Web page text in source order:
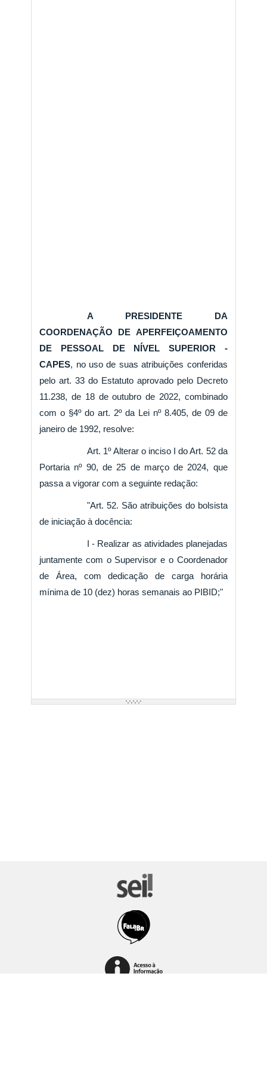
A PRESIDENTE DA
COORDENAÇÃO DE APERFEIÇOAMENTO
DE PESSOAL DE NÍVEL SUPERIOR -
CAPES, no uso de suas atribuições conferidas
pelo art. 33 do Estatuto aprovado pelo Decreto
11.238, de 18 de outubro de 2022, combinado
com o §4º do art. 2º da Lei nº 8.405, de 09 de
janeiro de 1992, resolve:
Art. 1º Alterar o inciso I do Art. 52 da
Portaria nº 90, de 25 de março de 2024, que
passa a vigorar com a seguinte redação:
"Art. 52. São atribuições do bolsista
de iniciação à docência:
I - Realizar as atividades planejadas
juntamente com o Supervisor e o Coordenador
de Área, com dedicação de carga horária
mínima de 10 (dez) horas semanais ao PIBID;"